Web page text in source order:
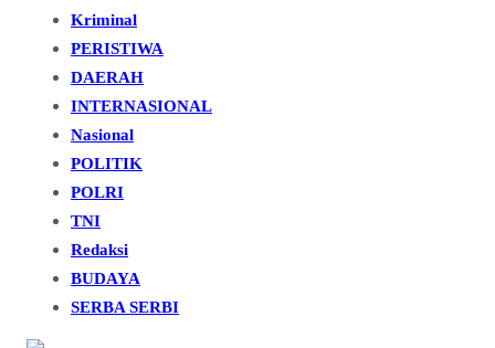
Kriminal
PERISTIWA
DAERAH
INTERNASIONAL
Nasional
POLITIK
POLRI
TNI
Redaksi
BUDAYA
SERBA SERBI